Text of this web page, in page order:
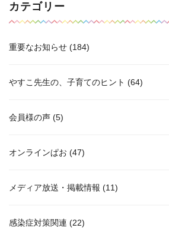
カテゴリー
重要なお知らせ (184)
やすこ先生の、子育てのヒント (64)
会員様の声 (5)
オンラインぱお (47)
メディア放送・掲載情報 (11)
感染症対策関連 (22)